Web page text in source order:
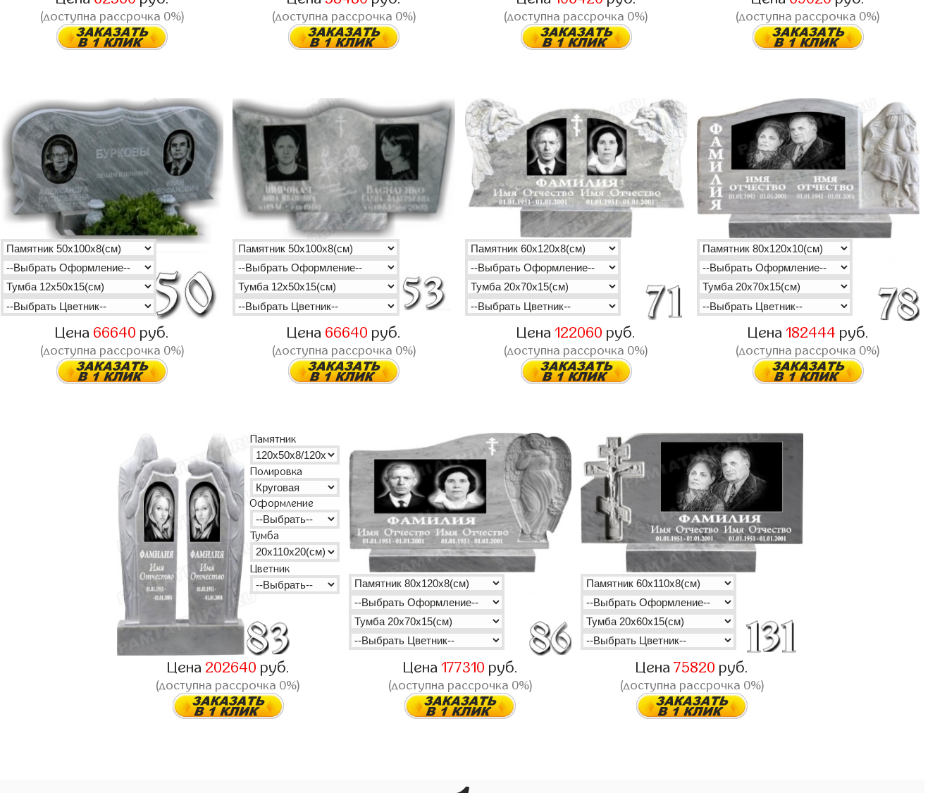
(доступна рассрочка 0%) (доступна рассрочка 0%) (доступна рассрочка 0%) (доступна рассрочка 0%)
Цена 66640 руб.
(доступна рассрочка 0%)
Цена 66640 руб.
(доступна рассрочка 0%)
Цена122060 руб.
(доступна рассрочка 0%)
Цена 182444 руб.
(доступна рассрочка 0%)
Памятник
Полировка
Оформление
Тумба
Цветник
Цена 202640 руб.
(доступна рассрочка 0%)
Цена 177310 руб.
(доступна рассрочка 0%)
Цена75820 руб.
(доступна рассрочка 0%)